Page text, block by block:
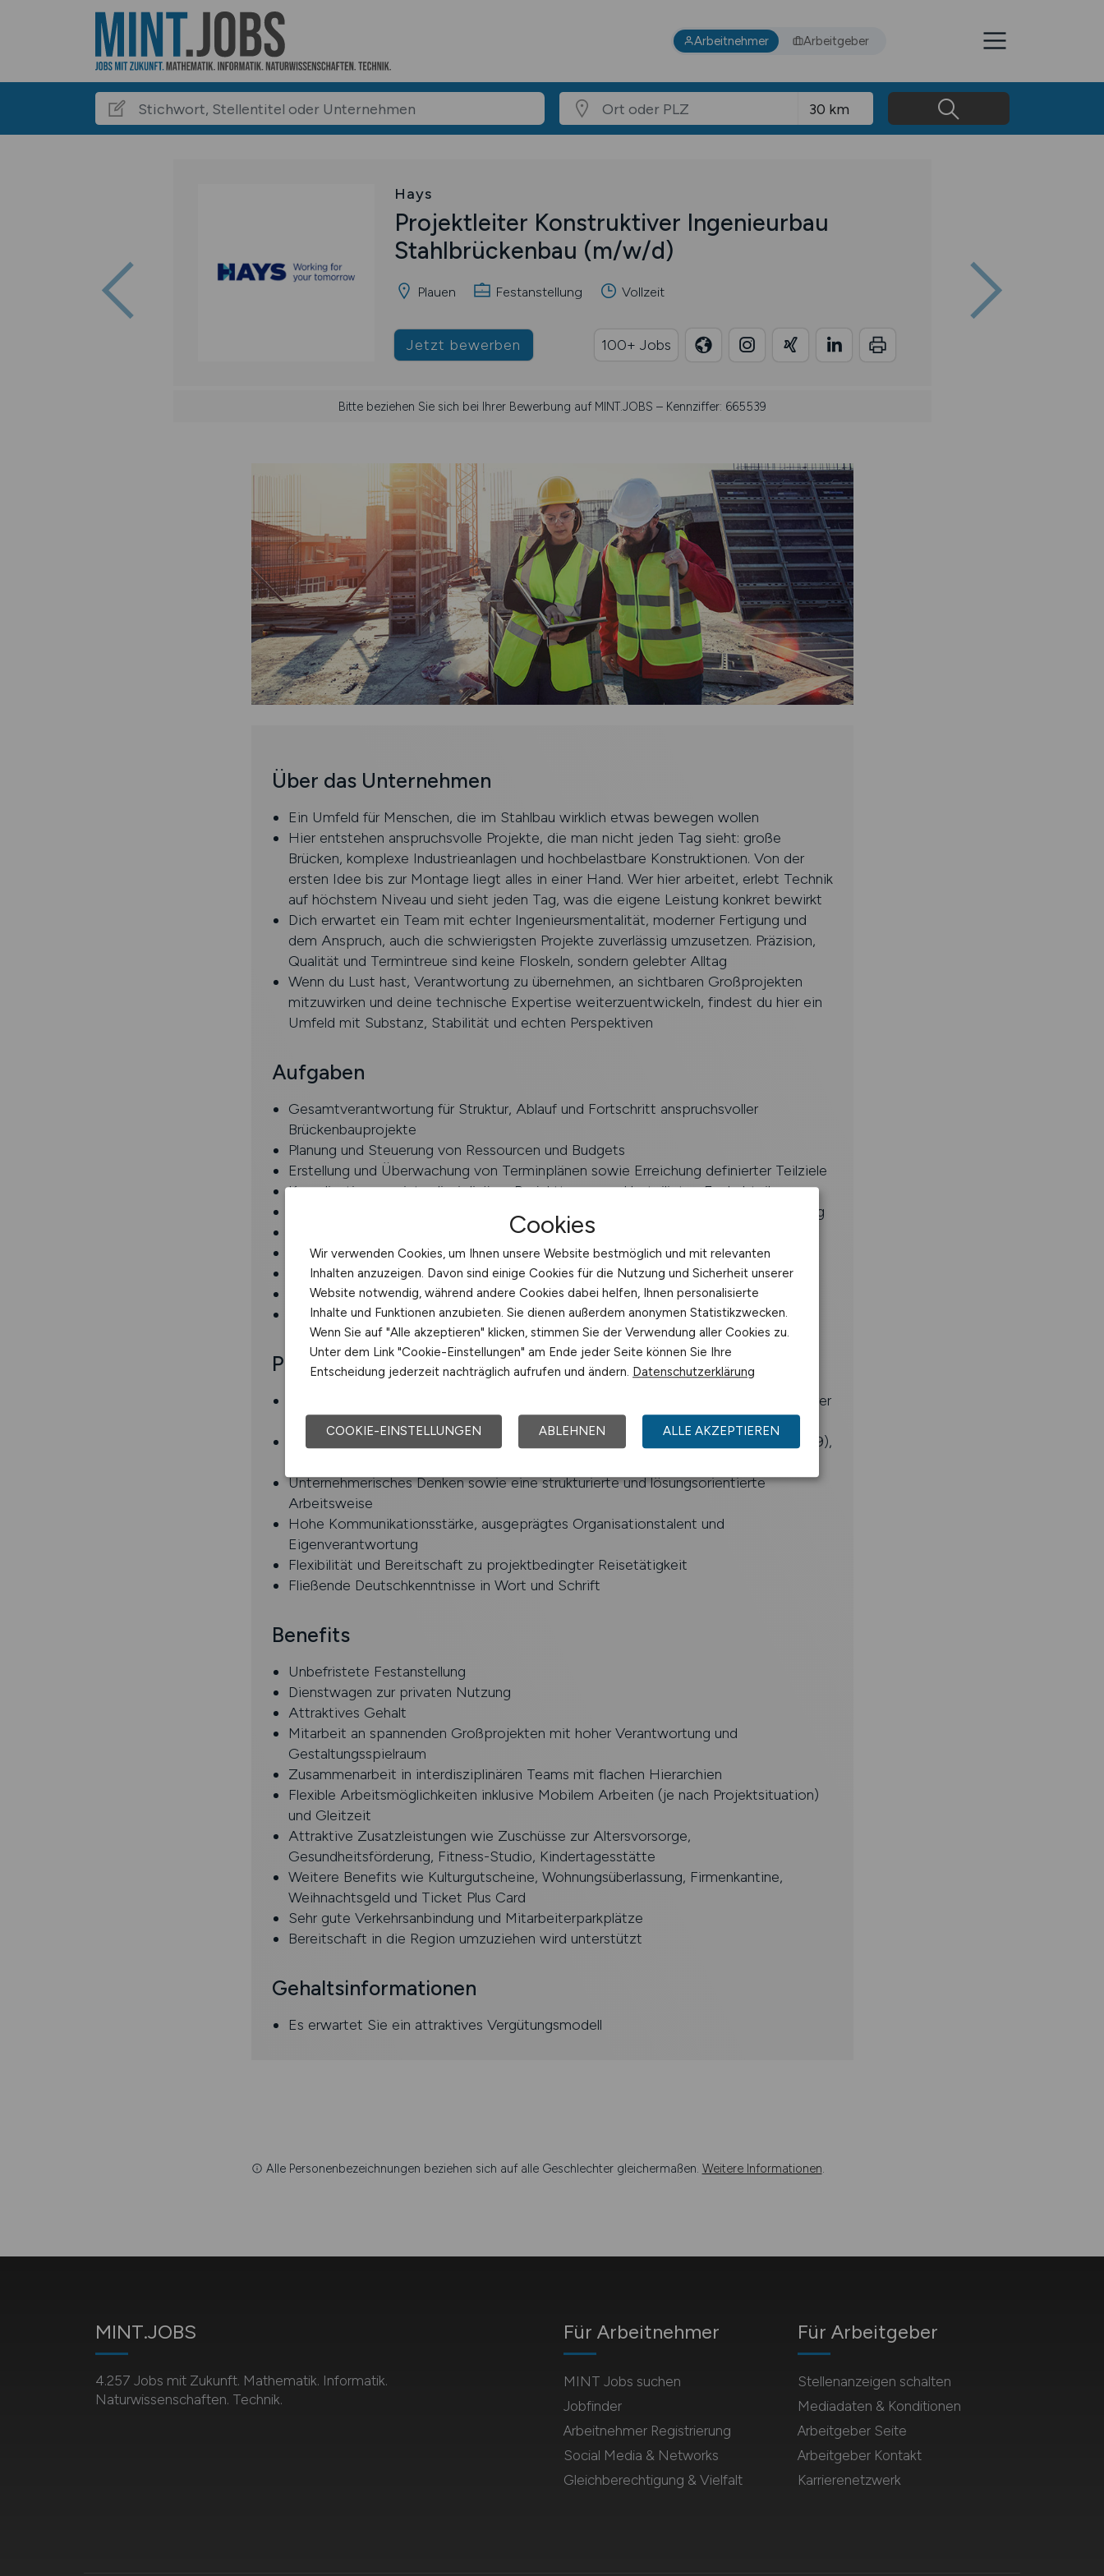
Arbeitnehmer Arbeitgeber
Hays
Projektleiter Konstruktiver Ingenieurbau
Stahlbrückenbau (m/w/d)
Plauen Festanstellung Vollzeit
Jetzt bewerben 100+ Jobs
Bitte beziehen Sie sich bei Ihrer Bewerbung auf MINT.JOBS – Kennziffer: 665539
Über das Unternehmen
Ein Umfeld für Menschen, die im Stahlbau wirklich etwas bewegen wollen
Hier entstehen anspruchsvolle Projekte, die man nicht jeden Tag sieht: große
Brücken, komplexe Industrieanlagen und hochbelastbare Konstruktionen. Von der
ersten Idee bis zur Montage liegt alles in einer Hand. Wer hier arbeitet, erlebt Technik
auf höchstem Niveau und sieht jeden Tag, was die eigene Leistung konkret bewirkt
Dich erwartet ein Team mit echter Ingenieursmentalität, moderner Fertigung und
dem Anspruch, auch die schwierigsten Projekte zuverlässig umzusetzen. Präzision,
Qualität und Termintreue sind keine Floskeln, sondern gelebter Alltag
Wenn du Lust hast, Verantwortung zu übernehmen, an sichtbaren Großprojekten
mitzuwirken und deine technische Expertise weiterzuentwickeln, findest du hier ein
Umfeld mit Substanz, Stabilität und echten Perspektiven
Aufgaben
Gesamtverantwortung für Struktur, Ablauf und Fortschritt anspruchsvoller
Brückenbauprojekte
Planung und Steuerung von Ressourcen und Budgets
Erstellung und Überwachung von Terminplänen sowie Erreichung definierter Teilziele
Koordination von interdisziplinären Projektteams und beteiligten Fachabteilungen
Technische Betreuung der Projekte inklusive Kostenkontrolle und Qualitätssicherung
Einleitung und Umsetzung von Korrekturmaßnahmen bei Abweichungen
Berichtswesen an Bereichsleitung und Geschäftsführung
Vertragsprüfung in Zusammenarbeit mit dem Projektkaufmann
Leitung sowie Koordination der Nachtragsbearbeitung
Vergabe von Detailaufträgen im Projektkontext
Profil
Abgeschlossenes Studium im Bauingenieurwesen, Maschinenbau oder vergleichbarer
Fachrichtung
Einschlägige, profunde Erfahrung in der Abwicklung von Bauprojekten (HOAI LP 1-9),
Unternehmerisches Denken sowie eine strukturierte und lösungsorientierte
Arbeitsweise
Hohe Kommunikationsstärke, ausgeprägtes Organisationstalent und
Eigenverantwortung
Flexibilität und Bereitschaft zu projektbedingter Reisetätigkeit
Fließende Deutschkenntnisse in Wort und Schrift
Benefits
Unbefristete Festanstellung
Dienstwagen zur privaten Nutzung
Attraktives Gehalt
Mitarbeit an spannenden Großprojekten mit hoher Verantwortung und
Gestaltungsspielraum
Zusammenarbeit in interdisziplinären Teams mit flachen Hierarchien
Flexible Arbeitsmöglichkeiten inklusive Mobilem Arbeiten (je nach Projektsituation)
und Gleitzeit
Attraktive Zusatzleistungen wie Zuschüsse zur Altersvorsorge,
Gesundheitsförderung, Fitness-Studio, Kindertagesstätte
Weitere Benefits wie Kulturgutscheine, Wohnungsüberlassung, Firmenkantine,
Weihnachtsgeld und Ticket Plus Card
Sehr gute Verkehrsanbindung und Mitarbeiterparkplätze
Bereitschaft in die Region umzuziehen wird unterstützt
Gehaltsinformationen
Es erwartet Sie ein attraktives Vergütungsmodell
Alle Personenbezeichnungen beziehen sich auf alle Geschlechter gleichermaßen. Weitere Informationen.
MINT.JOBS
4.257 Jobs mit Zukunft. Mathematik. Informatik.
Naturwissenschaften. Technik.
Für Arbeitnehmer
MINT Jobs suchen
Jobfinder
Arbeitnehmer Registrierung
Social Media & Networks
Gleichberechtigung & Vielfalt
Für Arbeitgeber
Stellenanzeigen schalten
Mediadaten & Konditionen
Arbeitgeber Seite
Arbeitgeber Kontakt
Karrierenetzwerk
Cookies
Wir verwenden Cookies, um Ihnen unsere Website bestmöglich und mit relevanten
Inhalten anzuzeigen. Davon sind einige Cookies für die Nutzung und Sicherheit unserer
Website notwendig, während andere Cookies dabei helfen, Ihnen personalisierte
Inhalte und Funktionen anzubieten. Sie dienen außerdem anonymen Statistikzwecken.
Wenn Sie auf "Alle akzeptieren" klicken, stimmen Sie der Verwendung aller Cookies zu.
Unter dem Link "Cookie-Einstellungen" am Ende jeder Seite können Sie Ihre
Entscheidung jederzeit nachträglich aufrufen und ändern. Datenschutzerklärung
COOKIE-EINSTELLUNGEN ABLEHNEN ALLE AKZEPTIEREN